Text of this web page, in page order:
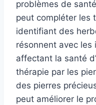
problèmes de
peut compléter les
identifiant des
résonnent avec les
affectant la santé
thérapie par les
des pierres
peut améliorer le